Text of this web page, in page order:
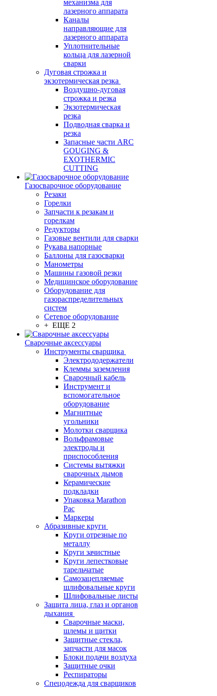
механизма для
лазерного аппарата
Каналы
направляющие для
лазерного аппарата
Уплотнительные
кольца для лазерной
сварки
Дуговая строжка и
экзотермическая резка
Воздушно-дуговая
строжка и резка
Экзотермическая
резка
Подводная сварка и
резка
Запасные части ARC
GOUGING &
EXOTHERMIC
CUTTING
Газосварочное оборудование
Резаки
Горелки
Запчасти к резакам и
горелкам
Редукторы
Газовые вентили для сварки
Рукава напорные
Баллоны для газосварки
Манометры
Машины газовой резки
Медицинское оборудование
Оборудование для
газораспределительных
систем
Сетевое оборудование
+ ЕЩЕ 2
Сварочные аксессуары
Инструменты сварщика
Электрододержатели
Клеммы заземления
Сварочный кабель
Инструмент и
вспомогательное
оборудование
Магнитные
угольники
Молотки сварщика
Вольфрамовые
электроды и
приспособления
Системы вытяжки
сварочных дымов
Керамические
подкладки
Упаковка Marathon
Pac
Маркеры
Абразивные круги
Круги отрезные по
металлу
Круги зачистные
Круги лепестковые
тарельчатые
Самозацепляемые
шлифовальные круги
Шлифовальные листы
Защита лица, глаз и органов
дыхания
Сварочные маски,
шлемы и щитки
Защитные стекла,
запчасти для масок
Блоки подачи воздуха
Защитные очки
Респираторы
Спецодежда для сварщиков